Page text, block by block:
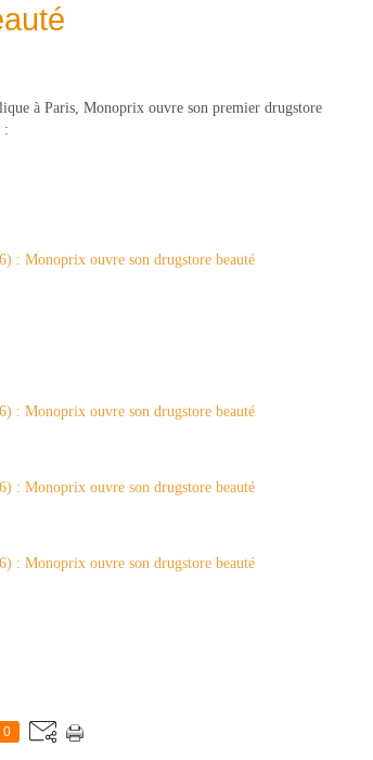
à Paris, Monoprix ouvre son premier drugstore
:
0